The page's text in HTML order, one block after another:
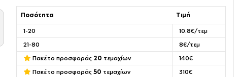
Ποσότητα Τιμή
1-20
10.8€/τεμ
21-80
8€/τεμ
Πακέτο προσφοράς 20 τεμαχίων
140€
Πακέτο προσφοράς 50 τεμαχίων
310€